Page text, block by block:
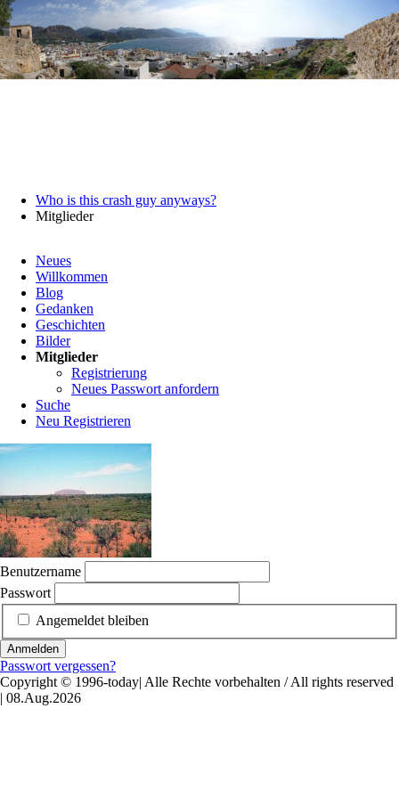
Who is this crash guy anyways?
Mitglieder
überspringen
Neues
Willkommen
Blog
Gedanken
Geschichten
Bilder
Mitglieder
Registrierung
Neues Passwort anfordern
Suche
Neu Registrieren
Benutzername
Passwort
Angemeldet bleiben
Anmelden
Passwort vergessen?
Copyright © 1996-today| Alle Rechte vorbehalten / All rights reserved
| 08.Aug.2026